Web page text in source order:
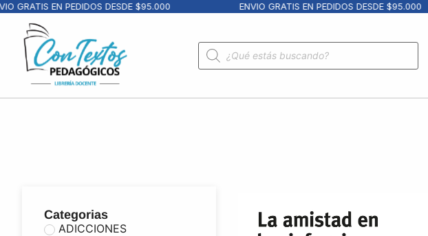
EN PEDIDOS DESDE $95.000 ENVIO GRATIS EN PEDIDOS DESDE $95.000
Categorias
ADICCIONES